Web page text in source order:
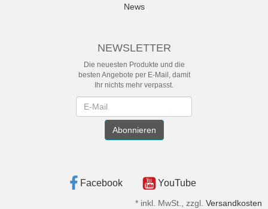
News
NEWSLETTER
Die neuesten Produkte und die
besten Angebote per E-Mail, damit
Ihr nichts mehr verpasst.
Abonnieren
Facebook YouTube
* inkl. MwSt., zzgl. Versandkosten